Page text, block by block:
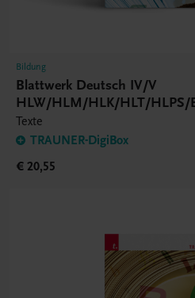
Bildung
Blattwerk Deutsch IV/V
HLW/HLM/HLK/HLT/HLPS/
Texte
TRAUNER-DigiBox
€ 20,55